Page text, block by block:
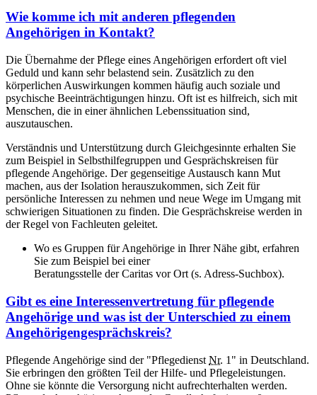
Wie komme ich mit anderen pflegenden
Angehörigen in Kontakt?
Die Übernahme der Pflege eines Angehörigen erfordert oft viel
Geduld und kann sehr belastend sein. Zusätzlich zu den
körperlichen Auswirkungen kommen häufig auch soziale und
psychische Beeinträchtigungen hinzu. Oft ist es hilfreich, sich mit
Menschen, die in einer ähnlichen Lebenssituation sind,
auszutauschen.
Verständnis und Unterstützung durch Gleichgesinnte erhalten Sie
zum Beispiel in Selbsthilfegruppen und Gesprächskreisen für
pflegende Angehörige. Der gegenseitige Austausch kann Mut
machen, aus der Isolation herauszukommen, sich Zeit für
persönliche Interessen zu nehmen und neue Wege im Umgang mit
schwierigen Situationen zu finden. Die Gesprächskreise werden in
der Regel von Fachleuten geleitet.
Wo es Gruppen für Angehörige in Ihrer Nähe gibt, erfahren
Sie zum Beispiel bei einer
Beratungsstelle der Caritas vor Ort (s. Adress-Suchbox).
Gibt es eine Interessenvertretung für pflegende
Angehörige und was ist der Unterschied zu einem
Angehörigengesprächskreis?
Pflegende Angehörige sind der "Pflegedienst Nr. 1" in Deutschland.
Sie erbringen den größten Teil der Hilfe- und Pflegeleistungen.
Ohne sie könnte die Versorgung nicht aufrechterhalten werden.